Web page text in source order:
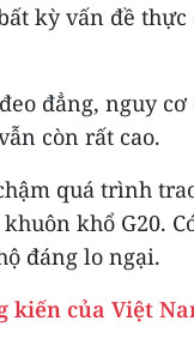
kỳ vấn đề
đẳng, nguy
còn rất cao.
quá trình
khổ G20.
đáng lo ngại.
kiến của Việt